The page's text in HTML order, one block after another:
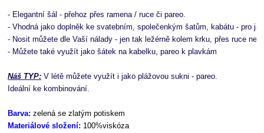
- Elegantní šál - přehoz přes ramena / ruce či pareo.
- Vhodná jako doplněk ke svatebním, společenkým šatům, kabátu - pro
- Nosit můžete dle Vaší nálady - jen tak ležérně kolem krku, přes ruce
- Můžete také využít jako šátek na kabelku, pareo k plavkám
Náš TYP: V létě můžete využít i jako plážovou sukni - pareo.
Ideální ke kombinování.
Barva: zelená se zlatým potiskem
Materiálové složení: 100%viskóza